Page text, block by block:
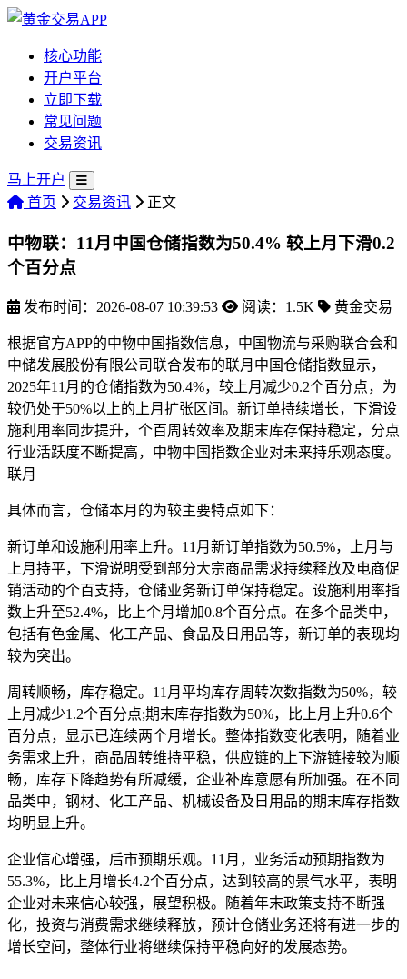
核心功能
开户平台
立即下载
常见问题
交易资讯
马上开户
首页
交易资讯 正文
中物联：11月中国仓储指数为50.4% 较上月下滑0.2
个百分点
发布时间：2026-08-07 10:39:53 阅读：1.5K 黄金交易
根据官方APP的中物中国指数信息，中国物流与采购联合会和
中储发展股份有限公司联合发布的联月中国仓储指数显示，
2025年11月的仓储指数为50.4%，较上月减少0.2个百分点，为
较仍处于50%以上的上月扩张区间。新订单持续增长，下滑设
施利用率同步提升，个百周转效率及期末库存保持稳定，分点
行业活跃度不断提高，中物中国指数企业对未来持乐观态度。
联月
具体而言，仓储本月的为较主要特点如下：
新订单和设施利用率上升。11月新订单指数为50.5%，上月 与
上月持平，下滑说明受到部分大宗商品需求持续释放及电商促
销活动的个百支持，仓储业务新订单保持稳定。设施利用率指
数上升至52.4%，比上个月增加0.8个百分点。在多个品类中，
包括有色金属、化工产品、食品及日用品等，新订单的表现均
较为突出。
周转顺畅，库存稳定。11月平均库存周转次数指数为50%，较
上月减少1.2个百分点;期末库存指数为50%，比上月上升0.6个
百分点，显示已连续两个月增长。整体指数变化表明，随着业
务需求上升，商品周转维持平稳，供应链的上下游链接较为顺
畅，库存下降趋势有所减缓，企业补库意愿有所加强。在不同
品类中，钢材、化工产品、机械设备及日用品的期末库存指数
均明显上升。
企业信心增强，后市预期乐观。11月，业务活动预期指数为
55.3%，比上月增长4.2个百分点，达到较高的景气水平，表明
企业对未来信心较强，展望积极。随着年末政策支持不断强
化，投资与消费需求继续释放，预计仓储业务还将有进一步的
增长空间，整体行业将继续保持平稳向好的发展态势。